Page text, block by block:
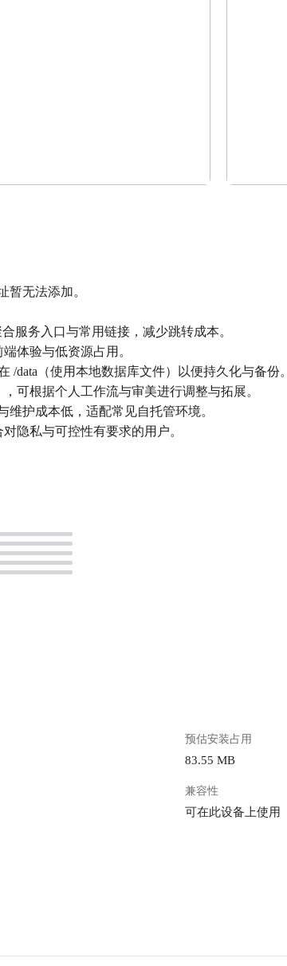
暂无法添加。
服务入口与常用链接，减少跳转成本。
体验与低资源占用。
/data（使用本地数据库文件）以便持久化与备份。
可根据个人工作流与审美进行调整与拓展。
维护成本低，适配常见自托管环境。
隐私与可控性有要求的用户。
预估安装占用
83.55 MB
兼容性
可在此设备上使用